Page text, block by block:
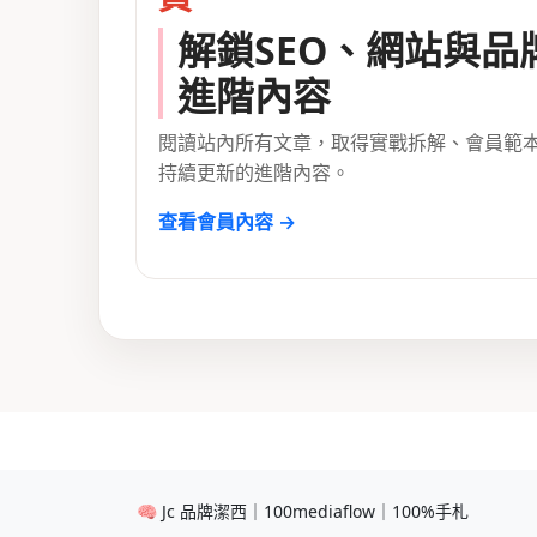
解鎖SEO、網站與品
進階內容
閱讀站內所有文章，取得實戰拆解、會員範
持續更新的進階內容。
查看會員內容 →
🧠 Jc 品牌潔西｜100mediaflow｜100%手札